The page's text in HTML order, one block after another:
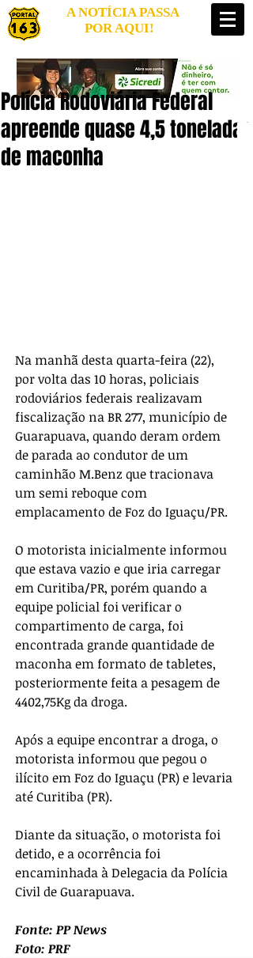
A NOTÍCIA PASSA
POR AQUI!
Polícia Rodoviária Federal
apreende quase 4,5 toneladas
de maconha
Na manhã desta quarta-feira (22),
por volta das 10 horas, policiais
rodoviários federais realizavam
fiscalização na BR 277, município de
Guarapuava, quando deram ordem
de parada ao condutor de um
caminhão M.Benz que tracionava
um semi reboque com
emplacamento de Foz do Iguaçu/PR.
O motorista inicialmente informou
que estava vazio e que iria carregar
em Curitiba/PR, porém quando a
equipe policial foi verificar o
compartimento de carga, foi
encontrada grande quantidade de
maconha em formato de tabletes,
posteriormente feita a pesagem de
4402,75Kg da droga.
Após a equipe encontrar a droga, o
motorista informou que pegou o
ilícito em Foz do Iguaçu (PR) e levaria
até Curitiba (PR).
Diante da situação, o motorista foi
detido, e a ocorrência foi
encaminhada à Delegacia da Polícia
Civil de Guarapuava.
Fonte: PP News
Foto: PRF